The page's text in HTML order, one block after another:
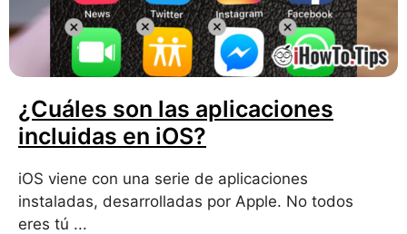
¿Cuáles son las aplicaciones
incluidas en iOS?
iOS viene con una serie de aplicaciones
instaladas, desarrolladas por Apple. No todos
eres tú ...